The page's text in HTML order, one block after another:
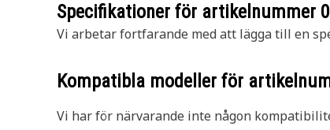
Specifikationer för artikelnummer
Vi arbetar fortfarande med att lägga till en
Kompatibla modeller för
Vi har för närvarande inte någon